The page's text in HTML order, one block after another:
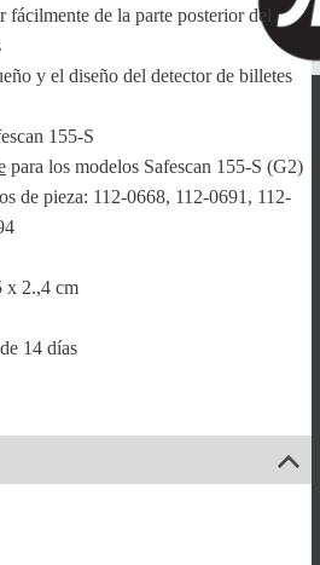
fácilmente de la parte posterior del
y el diseño del detector de billetes
155-S
para los modelos Safescan 155-S (G2)
de pieza: 112-0668, 112-0691, 112-
x 2.,4 cm
14 días